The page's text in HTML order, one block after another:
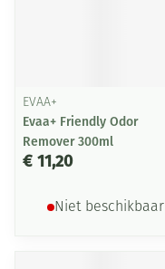
EVAA+
Evaa+ Friendly Odor
Remover 300ml
€ 11,20
Niet beschikbaar